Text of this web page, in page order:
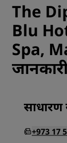
The
Blu
Spa,
साधारण
+973 17